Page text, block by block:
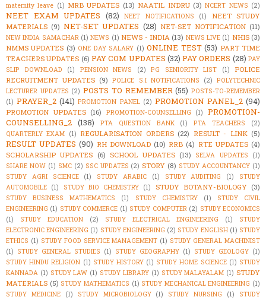
maternity leave (1) MRB UPDATES (13) NAATIL INDRU (3) NCERT NEWS (2)
NEET EXAM UPDATES (82) NEET NOTIFICATIONS (1)
NEET STUDY
MATERIALS (9) NET-SET UPDATES (28) NET-SET NOTIFICATION (11)
NEW INDIA SAMACHAR (1) NEWS (1) NEWS - INDIA (13) NEWS LIVE (1) NHIS (3)
NMMS UPDATES (3) ONE DAY SALARY (1) ONLINE TEST (53) PART TIME
TEACHERS UPDATES (6) PAY COM UPDATES (32) PAY ORDERS (28) PAY
SLIP DOWNLOAD
(1) PENSION NEWS (2) PG SENIORITY LIST (1)
POLICE
RECRUITMENT UPDATES (9) POLICE S.I NOTIFICATIONS (2) POLYTECHNIC
LECTURER UPDATES (2) POSTS TO REMEMBER (55) POSTS-TO-REMEMBER
(1) PRAYER_2 (141) PROMOTION PANEL (2) PROMOTION PANEL_2 (94)
PROMOTION UPDATES (16) PROMOTION-COUNSELLING (1)
PROMOTION-
COUNSELLING_2 (138) PTA QUESTION BANK (1) PTA TEACHERS
(2)
QUARTERLY EXAM (1) REGULARISATION ORDERS (22) RESULT - LINK (5)
RESULT UPDATES (90) RH DOWNLOAD (10) RRB (4) RTE UPDATES (4)
SCHOLARSHIP UPDATES (6) SCHOOL UPDATES (13) SELVA UPDATES
(1)
SHARE NOW (1) SMC (2) SSC UPDATES (2) STORY (8) STUDY ACCOUNTANCY (1)
STUDY AGRI SCIENCE
(1) STUDY ARABIC (1) STUDY AUDITING (1)
STUDY
AUTOMOBILE (1) STUDY BIO CHEMISTRY (1) STUDY BOTANY-BIOLOGY (3)
STUDY BUSINESS MATHEMATICS (1) STUDY CHEMISTRY (1)
STUDY CIVIL
ENGINEERING (1) STUDY COMMERCE (1) STUDY COMPUTER (2) STUDY ECONOMICS
(1)
STUDY EDUCATION (2) STUDY ELECTRICAL ENGINEERING (1)
STUDY
ELECTRONIC ENGINEERING (1) STUDY ENGINEERING (2) STUDY ENGLISH (1) STUDY
ETHICS (1) STUDY FOOD SERVICE MANAGEMENT (1) STUDY GENERAL MACHINIST
(1) STUDY GENERAL STUDIES (1) STUDY GEOGRAPHY (1) STUDY GEOLOGY (1)
STUDY HINDU RELIGION (1) STUDY HISTORY (1) STUDY HOME SCIENCE (1) STUDY
KANNADA (1) STUDY LAW (1) STUDY LIBRARY (1) STUDY MALAYALAM (1) STUDY
MATERIALS (5) STUDY MATHEMATICS (1) STUDY MECHANICAL ENGINEERING (1)
STUDY MEDICINE
(1) STUDY MICROBIOLOGY (1) STUDY NURSING (1)
STUDY